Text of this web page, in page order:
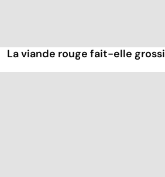
La viande rouge fait-elle